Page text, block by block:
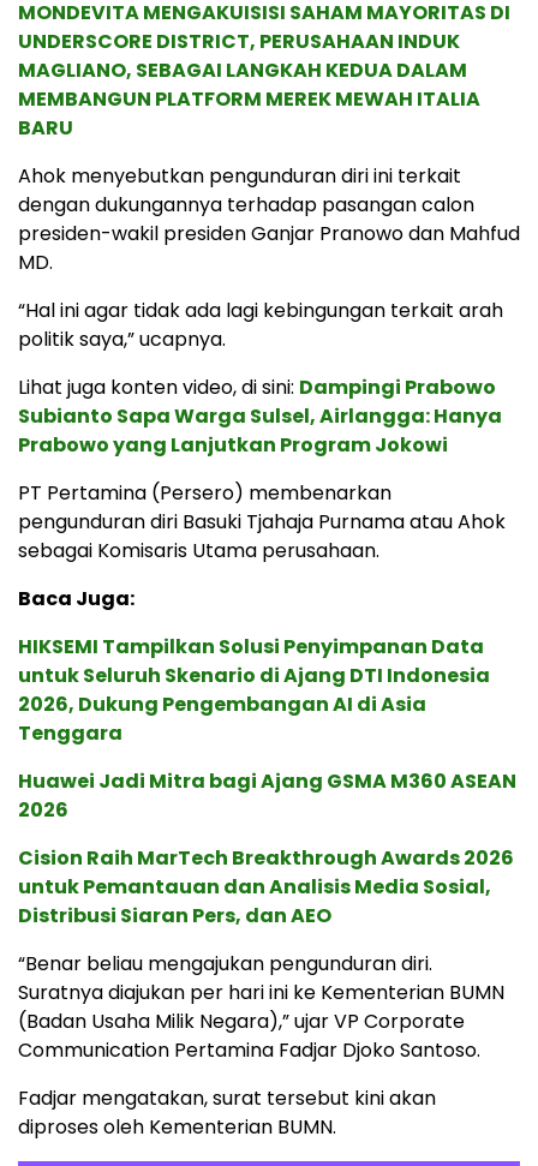
MONDEVITA MENGAKUISISI SAHAM MAYORITAS DI
UNDERSCORE DISTRICT, PERUSAHAAN INDUK
MAGLIANO, SEBAGAI LANGKAH KEDUA DALAM
MEMBANGUN PLATFORM MEREK MEWAH ITALIA
BARU
Ahok menyebutkan pengunduran diri ini terkait
dengan dukungannya terhadap pasangan calon
presiden-wakil presiden Ganjar Pranowo dan Mahfud
MD.
“Hal ini agar tidak ada lagi kebingungan terkait arah
politik saya,” ucapnya.
Lihat juga konten video, di sini: Dampingi Prabowo
Subianto Sapa Warga Sulsel, Airlangga: Hanya
Prabowo yang Lanjutkan Program Jokowi
PT Pertamina (Persero) membenarkan
pengunduran diri Basuki Tjahaja Purnama atau Ahok
sebagai Komisaris Utama perusahaan.
Baca Juga:
HIKSEMI Tampilkan Solusi Penyimpanan Data
untuk Seluruh Skenario di Ajang DTI Indonesia
2026, Dukung Pengembangan AI di Asia
Tenggara
Huawei Jadi Mitra bagi Ajang GSMA M360 ASEAN
2026
Cision Raih MarTech Breakthrough Awards 2026
untuk Pemantauan dan Analisis Media Sosial,
Distribusi Siaran Pers, dan AEO
“Benar beliau mengajukan pengunduran diri.
Suratnya diajukan per hari ini ke Kementerian BUMN
(Badan Usaha Milik Negara),” ujar VP Corporate
Communication Pertamina Fadjar Djoko Santoso.
Fadjar mengatakan, surat tersebut kini akan
diproses oleh Kementerian BUMN.